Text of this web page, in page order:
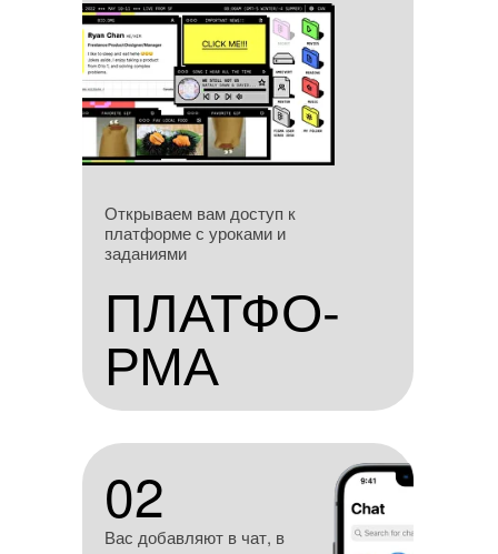
ПЛАТФО-
РМА
Открываем вам доступ
к платформе с уроками
и заданиями
Открываем вам доступ к
платформе с уроками и
заданиями
02
ПЛАТФО-
РМА
02
Вас добавляют в чат, в